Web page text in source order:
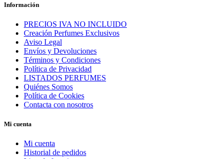
Información
PRECIOS IVA NO INCLUIDO
Creación Perfumes Exclusivos
Aviso Legal
Envíos y Devoluciones
Términos y Condiciones
Política de Privacidad
LISTADOS PERFUMES
Quiénes Somos
Política de Cookies
Contacta con nosotros
Mi cuenta
Mi cuenta
Historial de pedidos